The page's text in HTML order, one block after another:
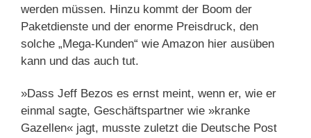
werden müssen. Hinzu kommt der Boom der
Paketdienste und der enorme Preisdruck, den
solche „Mega-Kunden“ wie Amazon hier ausüben
kann und das auch tut.
»Dass Jeff Bezos es ernst meint, wenn er, wie er
einmal sagte, Geschäftspartner wie »kranke
Gazellen« jagt, musste zuletzt die Deutsche Post